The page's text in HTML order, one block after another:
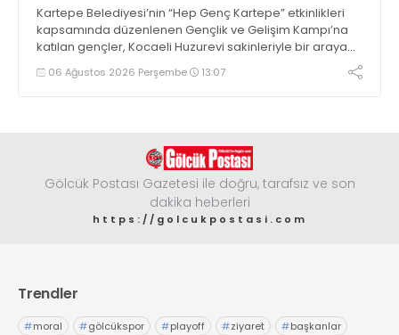
Kartepe Belediyesi’nin “Hep Genç Kartepe” etkinlikleri
kapsamında düzenlenen Gençlik ve Gelişim Kampı’na
katılan gençler, Kocaeli Huzurevi sakinleriyle bir araya
geldi06 Ağustos 2026 Perşembe 13:07
Gölcük Postası Gazetesi ile doğru, tarafsız ve son
dakika heberleri
https://golcukpostasi.com
Trendler
#moral #gölcükspor #playoff #ziyaret #başkanlar